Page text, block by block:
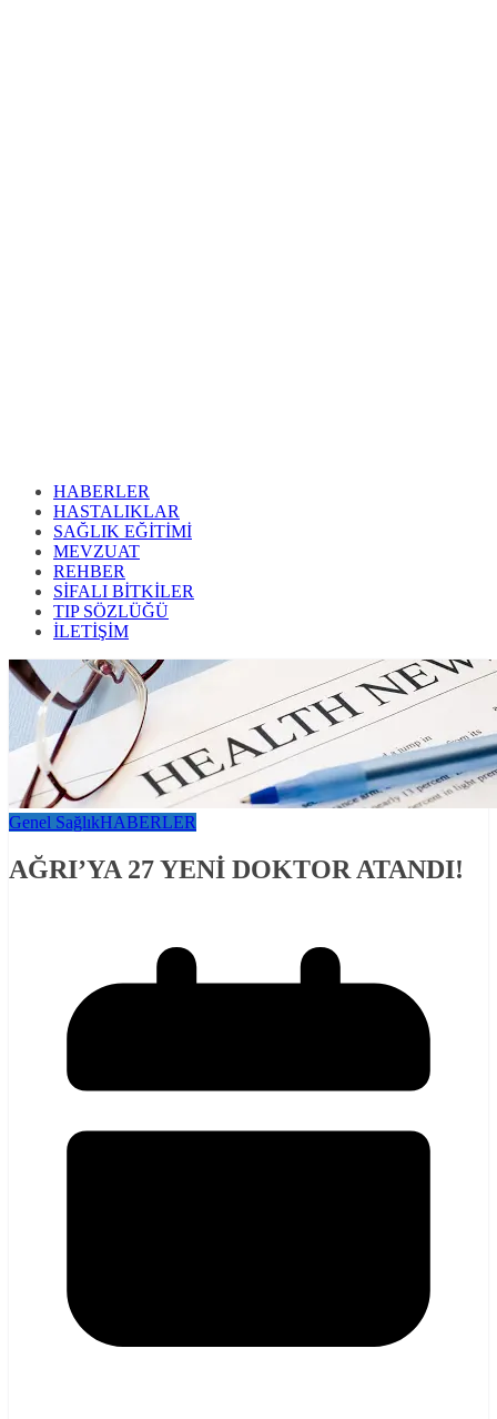
HABERLER
HASTALIKLAR
SAĞLIK EĞİTİMİ
MEVZUAT
REHBER
SİFALI BİTKİLER
TIP SÖZLÜĞÜ
İLETİŞİM
Genel SağlıkHABERLER
AĞRI’YA 27 YENİ DOKTOR ATANDI!